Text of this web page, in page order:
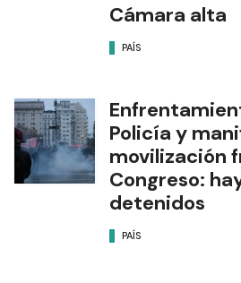
Cámara alta
PAÍS
Policía y
movilización
Congreso:
detenidos
PAÍS